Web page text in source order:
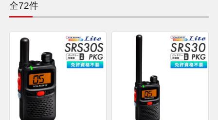
全72件